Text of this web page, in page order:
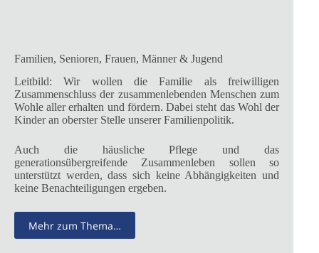
Familien, Senioren, Frauen, Männer & Jugend
Leitbild: Wir wollen die Familie als freiwilligen
Zusammenschluss der zusammenlebenden Menschen zum
Wohle aller erhalten und fördern. Dabei steht das Wohl der
Kinder an oberster Stelle unserer Familienpolitik.
Auch die häusliche Pflege und das
generationsübergreifende Zusammenleben sollen so
unterstützt werden, dass sich keine Abhängigkeiten und
keine Benachteiligungen ergeben.
Mehr zum Thema…